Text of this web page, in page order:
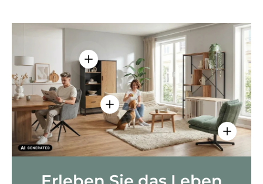
Einzelheiten anzeigen - AMIO H -
Einzelheiten anzeigen - Sitzolo 2